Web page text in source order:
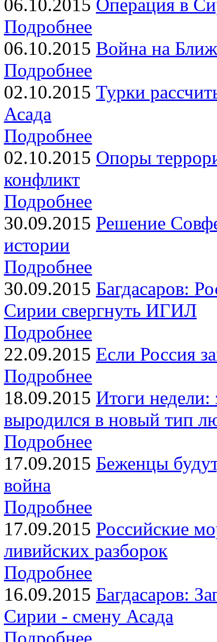
06.10.2015 Операция в
Подробнее
06.10.2015 Война на
Подробнее
02.10.2015 Турки
Асада
Подробнее
02.10.2015 Опоры
конфликт
Подробнее
30.09.2015 Решение
истории
Подробнее
30.09.2015 Багдасаров:
Сирии свергнуть ИГИЛ
Подробнее
22.09.2015 Если Россия
Подробнее
18.09.2015 Итоги недели:
выродился в новый тип
Подробнее
17.09.2015 Беженцы
война
Подробнее
17.09.2015 Российские
ливийских разборок
Подробнее
16.09.2015 Багдасаров:
Сирии - смену Асада
Подробнее